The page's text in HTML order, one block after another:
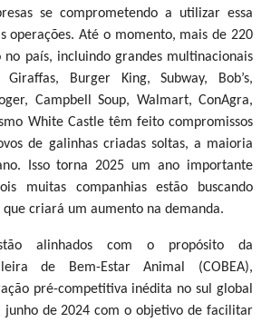
se comprometendo a utilizar essa
operações. Até o momento, mais de 220
no país, incluindo grandes multinacionais
Giraffas, Burger King, Subway, Bob’s,
Campbell Soup, Walmart, ConAgra,
White Castle têm feito compromissos
de galinhas criadas soltas, a maioria
Isso torna 2025 um ano importante
muitas companhias estão buscando
criará um aumento na demanda.
alinhados com o propósito da
de Bem-Estar Animal (COBEA),
pré-competitiva inédita no sul global
junho de 2024 com o objetivo de facilitar